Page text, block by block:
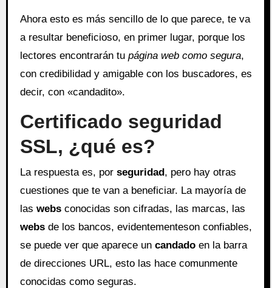
Ahora esto es más sencillo de lo que parece, te va
a resultar beneficioso, en primer lugar, porque los
lectores encontrarán tu página web como segura,
con credibilidad y amigable con los buscadores, es
decir, con «candadito».
Certificado seguridad
SSL, ¿qué es?
La respuesta es, por seguridad, pero hay otras
cuestiones que te van a beneficiar. La mayoría de
las websconocidas son cifradas, las marcas, las
websde los bancos, evidentementeson confiables,
se puede ver que aparece un candadoen la barra
de direcciones URL, esto las hace comunmente
conocidas como seguras.